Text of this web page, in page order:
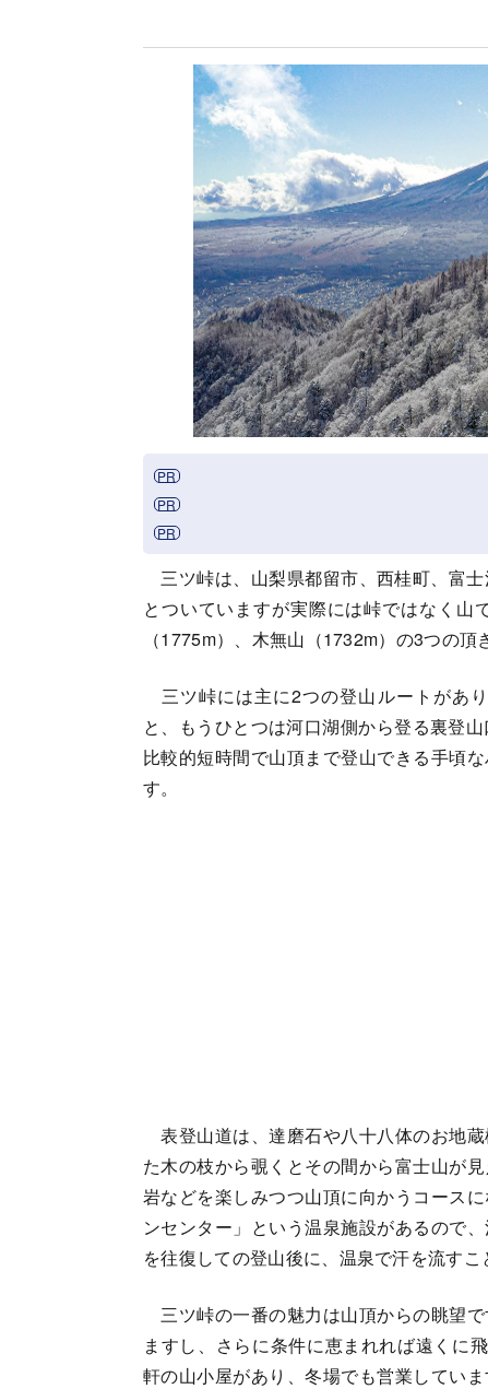
三ツ峠は、山梨県都留市、西桂町、富
とついていますが実際には峠ではなく山
（1775m）、木無山（1732m）の3つの頂
三ツ峠には主に2つの登山ルートがあ
と、もうひとつは河口湖側から登る裏登
比較的短時間で山頂まで登山できる手頃
す。
表登山道は、達磨石や八十八体のお地
た木の枝から覗くとその間から富士山が
岩などを楽しみつつ山頂に向かうコース
ンセンター」という温泉施設があるので
を往復しての登山後に、温泉で汗を流すこ
三ツ峠の一番の魅力は山頂からの眺望
ますし、さらに条件に恵まれれば遠くに
軒の山小屋があり、冬場でも営業してい